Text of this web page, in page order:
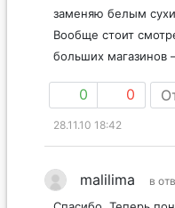
заменяю белым
Вообще стоит
больших магазинов
0 0
28.11.10 18:42
malilima в